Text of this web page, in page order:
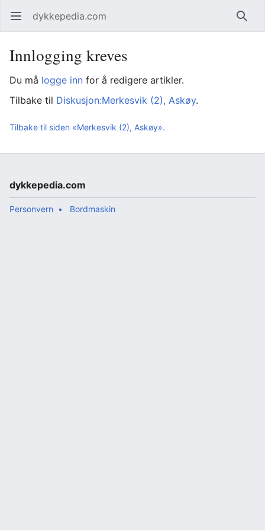
Åpne hovedmenyen dykkepedia.com Søk
Innlogging kreves
Du må logge inn for å redigere artikler.
Tilbake til Diskusjon:Merkesvik (2), Askøy.
Tilbake til siden «Merkesvik (2), Askøy».
dykkepedia.com
Personvern Bordmaskin